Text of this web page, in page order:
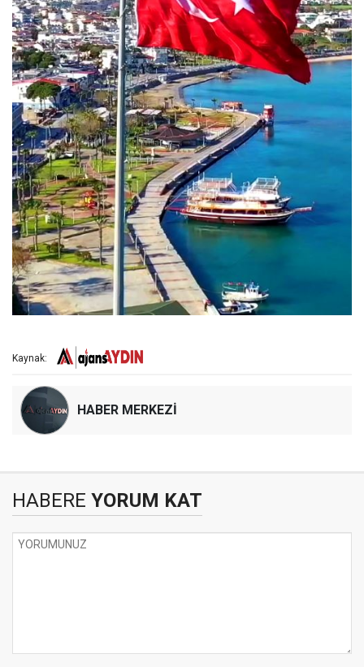
Kaynak:
HABER MERKEZİ
HABERE YORUM KAT